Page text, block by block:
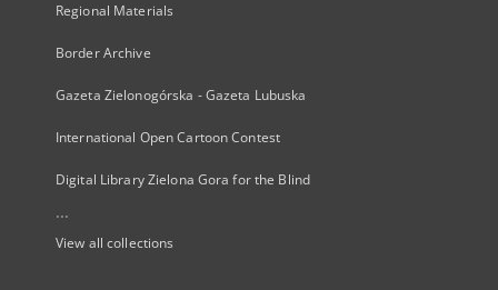
Regional Materials
Border Archive
Gazeta Zielonogórska - Gazeta Lubuska
International Open Cartoon Contest
Digital Library Zielona Gora for the Blind
...
View all collections